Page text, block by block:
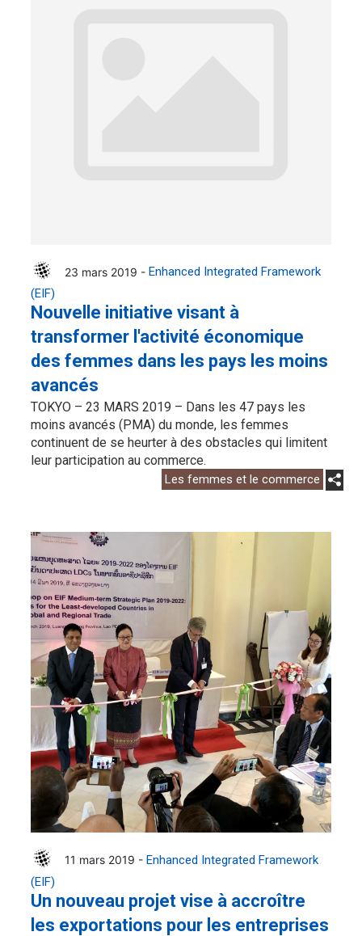
23 mars 2019 - Enhanced Integrated Framework
(EIF)
Nouvelle initiative visant à
transformer l'activité économique
des femmes dans les pays les moins
avancés
TOKYO – 23 MARS 2019 – Dans les 47 pays les
moins avancés (PMA) du monde, les femmes
continuent de se heurter à des obstacles qui limitent
leur participation au commerce.
Les femmes et le commerce
11 mars 2019 - Enhanced Integrated Framework
(EIF)
Un nouveau projet vise à accroître
les exportations pour les entreprises